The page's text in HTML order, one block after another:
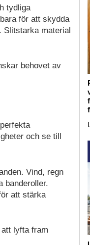
tydliga
för att skydda
Slitstarka material
behovet av
och se till
Vind, regn
banderoller.
att stärka
lyfta fram